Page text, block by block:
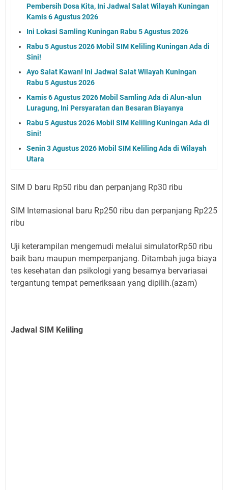
Pembersih Dosa Kita, Ini Jadwal Salat Wilayah Kuningan
Kamis 6 Agustus 2026
Ini Lokasi Samling Kuningan Rabu 5 Agustus 2026
Rabu 5 Agustus 2026 Mobil SIM Keliling Kuningan Ada di
Sini!
Ayo Salat Kawan! Ini Jadwal Salat Wilayah Kuningan
Rabu 5 Agustus 2026
Kamis 6 Agustus 2026 Mobil Samling Ada di Alun-alun
Luragung, Ini Persyaratan dan Besaran Biayanya
Rabu 5 Agustus 2026 Mobil SIM Keliling Kuningan Ada di
Sini!
Senin 3 Agustus 2026 Mobil SIM Keliling Ada di Wilayah
Utara
SIM D baru Rp50 ribu dan perpanjang Rp30 ribu
SIM Internasional baru Rp250 ribu dan perpanjang Rp225
ribu
Uji keterampilan mengemudi melalui simulatorRp50 ribu
baik baru maupun memperpanjang. Ditambah juga biaya
tes kesehatan dan psikologi yang besarnya bervariasai
tergantung tempat pemeriksaan yang dipilih.(azam)
Jadwal SIM Keliling